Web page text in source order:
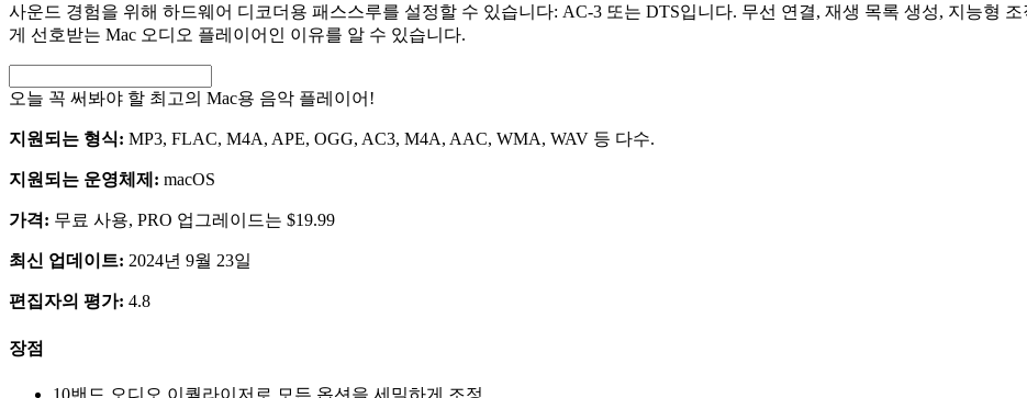
사운드 경험을 위해 하드웨어 디코더용 패스스루를 설정할 수 있습니다: AC-3 또는 DTS입니다. 무선 연결, 재생 목록 생성, 지능형
게 선호받는 Mac 오디오 플레이어인 이유를 알 수 있습니다.
오늘 꼭 써봐야 할 최고의 Mac용 음악 플레이어!
지원되는 형식: MP3, FLAC, M4A, APE, OGG, AC3, M4A, AAC, WMA, WAV 등 다수.
지원되는 운영체제: macOS
가격: 무료 사용, PRO 업그레이드는 $19.99
최신 업데이트: 2024년 9월 23일
편집자의 평가: 4.8
장점
10밴드 오디오 이퀄라이저로 모든 옵션을 세밀하게 조정